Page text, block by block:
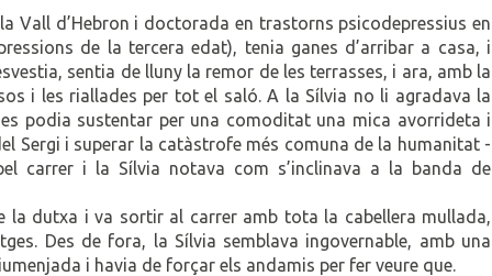
Vall d’Hebron i doctorada en trastorns psicodepressius en
de la tercera edat), tenia ganes d’arribar a casa, i
sentia de lluny la remor de les terrasses, i ara, amb la
i les riallades per tot el saló. A la Sílvia no li agradava la
podia sustentar per una comoditat una mica avorrideta i
Sergi i superar la catàstrofe més comuna de la humanitat -
carrer i la Sílvia notava com s’inclinava a la banda de
la dutxa i va sortir al carrer amb tota la cabellera mullada,
Des de fora, la Sílvia semblava ingovernable, amb una
i havia de forçar els andamis per fer veure que.